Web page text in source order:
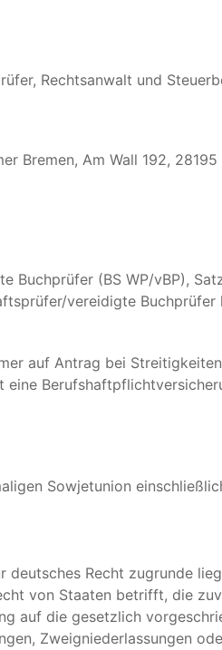
Rechtsanwalt und
Bremen, Am Wall 192, 28195
(BS WP/vBP),
vereidigte
auf Antrag bei
Sowjetunion
Recht zugrunde
von Staaten betrifft, die
auf die gesetzlich
Zweigniederlassungen